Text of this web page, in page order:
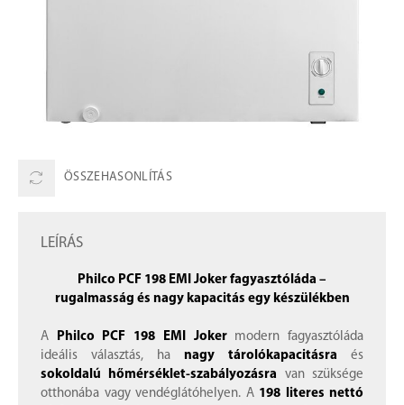
ÖSSZEHASONLÍTÁS
LEÍRÁS
Philco PCF 198 EMI Joker fagyasztóláda –
rugalmasság és nagy kapacitás egy készülékben
A Philco PCF 198 EMI Jokermodern fagyasztóláda
ideális választás, ha nagy tárolókapacitásra és
sokoldalú hőmérséklet-szabályozásra van szüksége
otthonába vagy vendéglátóhelyen. A 198 literes nettó